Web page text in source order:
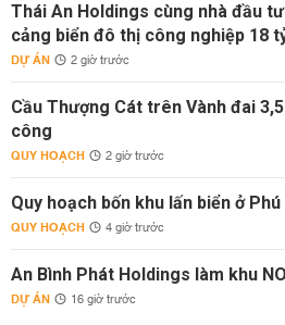
Thái An Holdings cùng nhà đầu
cảng biển đô thị công nghiệp 18
DỰ ÁN 2 giờ trước
Cầu Thượng Cát trên Vành đai
công
QUY HOẠCH 2 giờ trước
Quy hoạch bốn khu lấn biển ở Phú
QUY HOẠCH 4 giờ trước
An Bình Phát Holdings làm khu
DỰ ÁN 16 giờ trước